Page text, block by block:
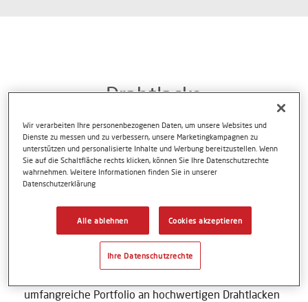
Drahtlacke
Isolieren Kupfer- und Aluminiumdrähte in
Motoren, Generatoren und Transformatoren
Drahtlacke sind Beschichtungen, die für die
elektrische Isolierung in Elektromotoren, Generatoren
und Transformatoren unerlässlich sind. Es kann eine
umfangreiche Portfolio an hochwertigen Drahtlacken
Wir verarbeiten Ihre personenbezogenen Daten, um unsere Websites und
Dienste zu messen und zu verbessern, unsere Marketingkampagnen zu
unterstützen und personalisierte Inhalte und Werbung bereitzustellen. Wenn
Sie auf die Schaltfläche rechts klicken, können Sie Ihre Datenschutzrechte
wahrnehmen. Weitere Informationen finden Sie in unserer
Datenschutzerklärung
Alle ablehnen Cookies akzeptieren
Ihre Datenschutzrechte